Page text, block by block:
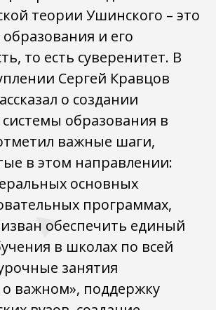
теории Ушинского – это
и его
то есть суверенитет. В
Сергей Кравцов
о создании
образования в
важные шаги,
в этом направлении:
основных
программах,
обеспечить единый
в школах по всей
занятия
о важном», поддержку